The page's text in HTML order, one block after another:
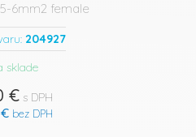
6mm2 female
204927
sklade
€s DPH
bez DPH